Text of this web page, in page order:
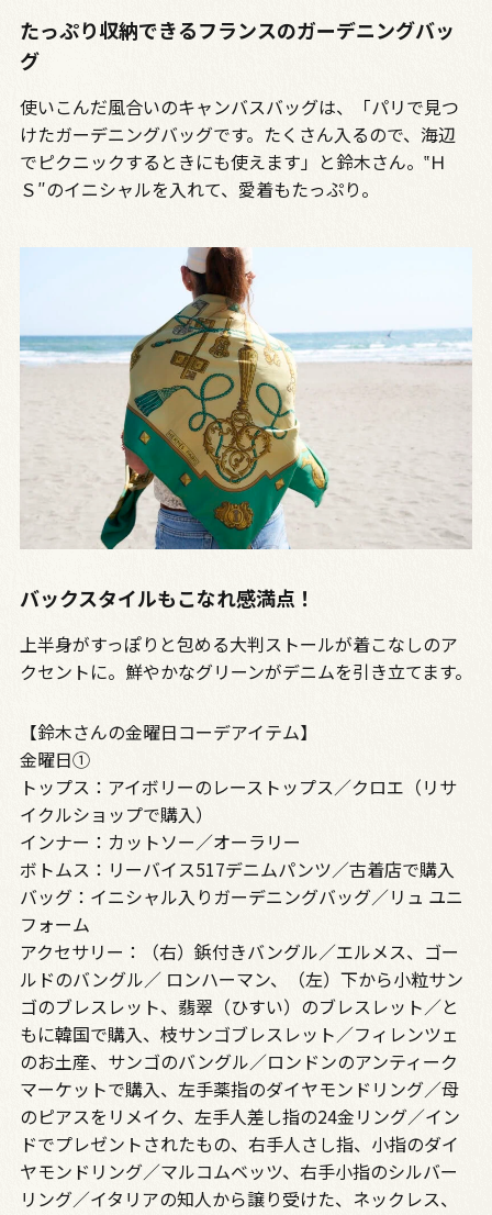
たっぷり収納できるフランスのガーデニングバッ
グ
使いこんだ風合いのキャンバスバッグは、「パリで見つ
けたガーデニングバッグです。たくさん入るので、海辺
でピクニックするときにも使えます」と鈴木さん。‟Ｈ
Ｓ″のイニシャルを入れて、愛着もたっぷり。
バックスタイルもこなれ感満点！
上半身がすっぽりと包める大判ストールが着こなしのア
クセントに。鮮やかなグリーンがデニムを引き立てます。
【鈴木さんの金曜日コーデアイテム】
金曜日①
トップス：アイボリーのレーストップス／クロエ（リサ
イクルショップで購入）
インナー：カットソー／オーラリー
ボトムス：リーバイス517デニムパンツ／古着店で購入
バッグ：イニシャル入りガーデニングバッグ／リュ ユニ
フォーム
アクセサリー：（右）鋲付きバングル／エルメス、ゴー
ルドのバングル／ ロンハーマン、（左）下から小粒サン
ゴのブレスレット、翡翠（ひすい）のブレスレット／と
もに韓国で購入、枝サンゴブレスレット／フィレンツェ
のお土産、サンゴのバングル／ロンドンのアンティーク
マーケットで購入、左手薬指のダイヤモンドリング／母
のピアスをリメイク、左手人差し指の24金リング／イン
ドでプレゼントされたもの、右手人さし指、小指のダイ
ヤモンドリング／マルコムベッツ、右手小指のシルバー
リング／イタリアの知人から譲り受けた、ネックレス、